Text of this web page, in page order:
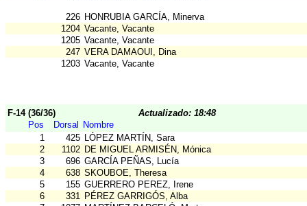
226 HONRUBIA GARCÍA, Minerva
1204 Vacante, Vacante
1205 Vacante, Vacante
247 VERA DAMAOUI, Dina
1203 Vacante, Vacante
F-14 (36/36)
Actualizado: 18:48
Pos
Dorsal
Nombre
1
425 LÓPEZ MARTÍN, Sara
2
1102 DE MIGUEL ARMISÉN, Mónica
3
696 GARCÍA PEÑAS, Lucía
4
638 SKOUBOE, Theresa
5
155 GUERRERO PEREZ, Irene
6
331 PÉREZ GARRIGÓS, Alba